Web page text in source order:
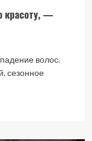
красоту, —
волос.
сезонное